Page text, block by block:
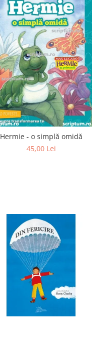
Hermie - o simplă omidă
45,00 Lei